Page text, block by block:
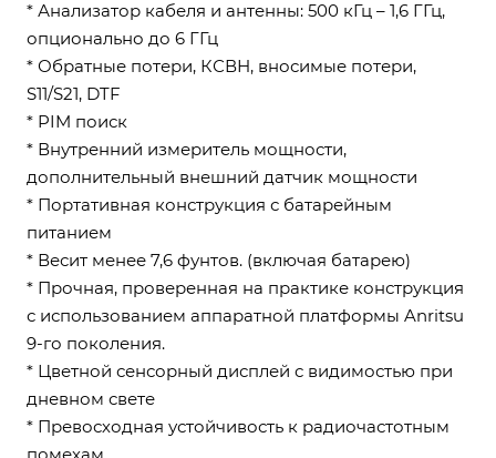
* Анализатор кабеля и антенны: 500 кГц – 1,6 ГГц,
опционально до 6 ГГц
* Обратные потери, КСВН, вносимые потери,
S11/S21, DTF
* PIM поиск
* Внутренний измеритель мощности,
дополнительный внешний датчик мощности
* Портативная конструкция с батарейным
питанием
* Весит менее 7,6 фунтов. (включая батарею)
* Прочная, проверенная на практике конструкция
с использованием аппаратной платформы Anritsu
9-го поколения.
* Цветной сенсорный дисплей с видимостью при
дневном свете
* Превосходная устойчивость к радиочастотным